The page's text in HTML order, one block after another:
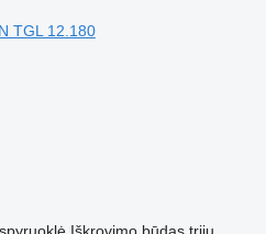
TGL 12.180
Iškrovimo būdas trijų